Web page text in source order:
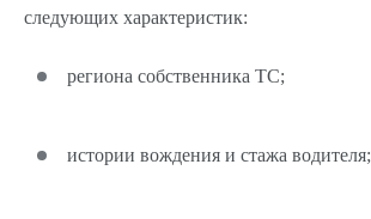
следующих характеристик:
региона собственника ТС;
истории вождения и стажа водителя;